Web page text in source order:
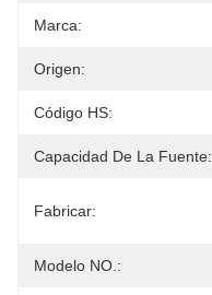
Marca:
Origen:
Código HS:
Capacidad De La Fuente:
Fabricar:
Modelo NO.: